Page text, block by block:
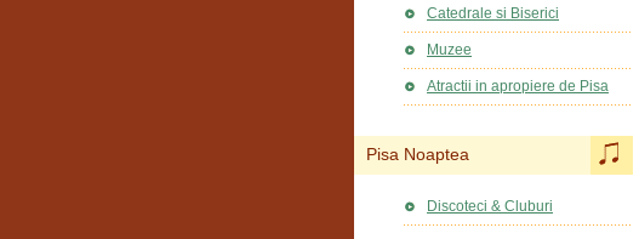
Catedrale si Biserici
Muzee
Atractii in apropiere de Pisa
Pisa Noaptea
Discoteci & Cluburi